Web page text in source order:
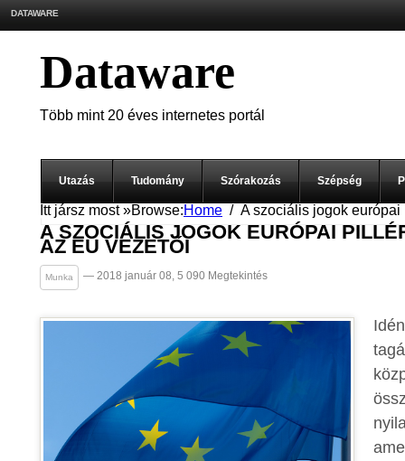
DATAWARE
Dataware
Több mint 20 éves internetes portál
Utazás Tudomány Szórakozás Szépség
Itt jársz most »Browse:Home A szociális jogok
A SZOCIÁLIS JOGOK EURÓPAI
AZ EU VEZETŐI
Munka — 2018 január 08, 5 090 Megtekintés